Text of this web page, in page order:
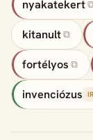
nyakatekert
kitanult ⧉
fortélyos ⧉
invenciózus